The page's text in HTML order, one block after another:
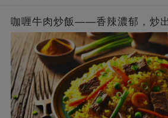
咖喱牛肉炒飯——香辣濃郁，炒